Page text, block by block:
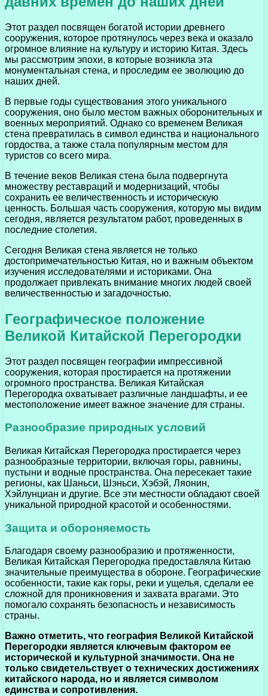
Этот раздел посвящен богатой истории древнего
сооружения, которое протянулось через века и оказало
огромное влияние на культуру и историю Китая. Здесь
мы рассмотрим эпохи, в которые возникла эта
монументальная стена, и проследим ее эволюцию до
наших дней.
В первые годы существования этого уникального
сооружения, оно было местом важных оборонительных и
военных мероприятий. Однако со временем Великая
стена превратилась в символ единства и национального
гордоства, а также стала популярным местом для
туристов со всего мира.
В течение веков Великая стена была подвергнута
множеству реставраций и модернизаций, чтобы
сохранить ее величественность и историческую
ценность. Большая часть сооружения, которую мы видим
сегодня, является результатом работ, проведенных в
последние столетия.
Сегодня Великая стена является не только
достопримечательностью Китая, но и важным объектом
изучения исследователями и историками. Она
продолжает привлекать внимание многих людей своей
величественностью и загадочностью.
Географическое положение
Великой Китайской Перегородки
Этот раздел посвящен географии импрессивной
сооружения, которая простирается на протяжении
огромного пространства. Великая Китайская
Перегородка охватывает различные ландшафты, и ее
местоположение имеет важное значение для страны.
Разнообразие природных условий
Великая Китайская Перегородка простирается через
разнообразные территории, включая горы, равнины,
пустыни и водные пространства. Она пересекает такие
регионы, как Шаньси, Шэньси, Хэбэй, Ляонин,
Хэйлунциан и другие. Все эти местности обладают своей
уникальной природной красотой и особенностями.
Защита и обороняемость
Благодаря своему разнообразию и протяженности,
Великая Китайская Перегородка предоставляла Китаю
значительные преимущества в обороне. Географические
особенности, такие как горы, реки и ущелья, сделали ее
сложной для проникновения и захвата врагами. Это
помогало сохранять безопасность и независимость
страны.
Важно отметить, что география Великой Китайской
Перегородки является ключевым фактором ее
исторической и культурной значимости. Она не
только свидетельствует о технических достижениях
китайского народа, но и является символом
единства и сопротивления.